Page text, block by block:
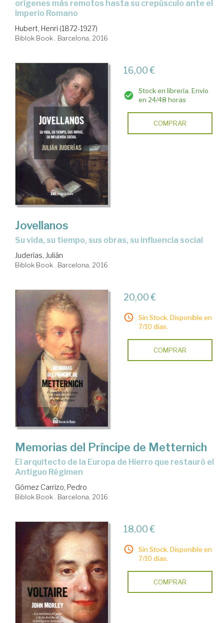
orígenes más remotos hasta su crepúsculo ante el
Imperio Romano
Hubert, Henri (1872-1927)
Biblok Book . Barcelona, 2016
16,00 €
Stock en librería. Envío
en 24/48 horas
COMPRAR
Jovellanos
su vida, su tiempo, sus obras, su influencia social
Juderías, Julián
Biblok Book . Barcelona, 2016
20,00 €
Sin Stock. Disponible en
7/10 días.
COMPRAR
Memorias del Príncipe de Metternich
el arquitecto de la Europa de Hierro que restauró el
Antiguo Régimen
Gómez Carrizo, Pedro
Biblok Book . Barcelona, 2016
18,00 €
Sin Stock. Disponible en
7/10 días.
COMPRAR